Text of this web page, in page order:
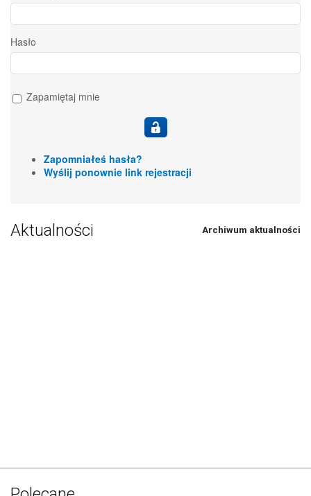
Hasło
Zapamiętaj mnie
Zapomniałeś hasła?
Wyślij ponownie link rejestracji
Aktualności Archiwum aktualności